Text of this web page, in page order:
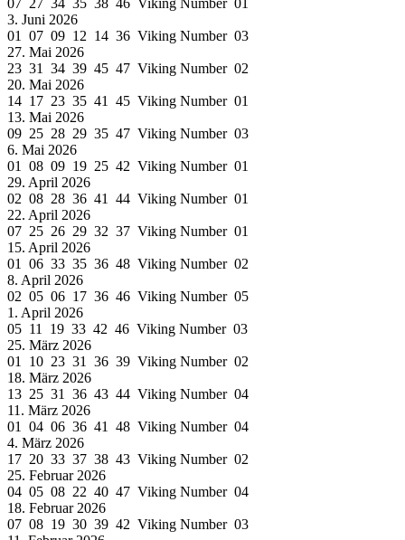
07 27 34 35 38 46 Viking Number 01
3. Juni 2026
01 07 09 12 14 36 Viking Number 03
27. Mai 2026
23 31 34 39 45 47 Viking Number 02
20. Mai 2026
14 17 23 35 41 45 Viking Number 01
13. Mai 2026
09 25 28 29 35 47 Viking Number 03
6. Mai 2026
01 08 09 19 25 42 Viking Number 01
29. April 2026
02 08 28 36 41 44 Viking Number 01
22. April 2026
07 25 26 29 32 37 Viking Number 01
15. April 2026
01 06 33 35 36 48 Viking Number 02
8. April 2026
02 05 06 17 36 46 Viking Number 05
1. April 2026
05 11 19 33 42 46 Viking Number 03
25. März 2026
01 10 23 31 36 39 Viking Number 02
18. März 2026
13 25 31 36 43 44 Viking Number 04
11. März 2026
01 04 06 36 41 48 Viking Number 04
4. März 2026
17 20 33 37 38 43 Viking Number 02
25. Februar 2026
04 05 08 22 40 47 Viking Number 04
18. Februar 2026
07 08 19 30 39 42 Viking Number 03